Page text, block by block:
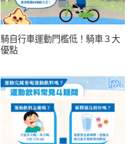
騎自行車運動門檻低！騎車３大
優點